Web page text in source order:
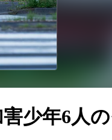
少年6人